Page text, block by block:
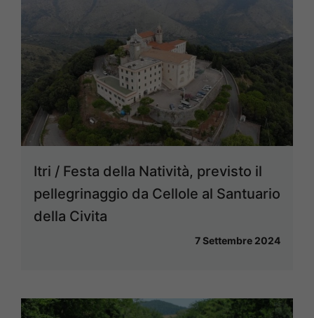
Itri / Festa della Natività, previsto il
pellegrinaggio da Cellole al Santuario
della Civita
7 Settembre 2024